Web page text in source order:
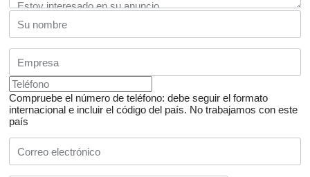
Compruebe el número de teléfono: debe seguir el formato
internacional e incluir el código del país. No trabajamos con este
país